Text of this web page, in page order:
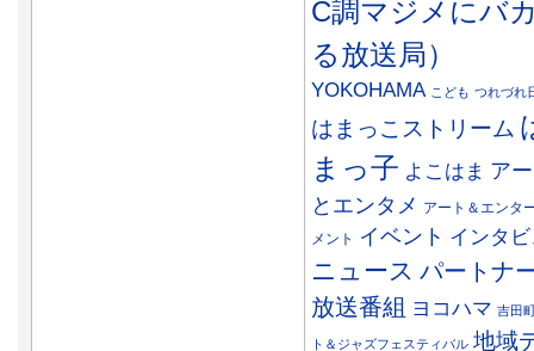
C調マジメにバ
る放送局）
YOKOHAMA こども つれづれ
はまっこストリーム
まっ子 よこはま ア
とエンタメ アート＆エンタ
メント
イベント インタ
ニュース パートナ
放送番組 ヨコハマ 吉田
ト＆ジャズフェスティバル 地域